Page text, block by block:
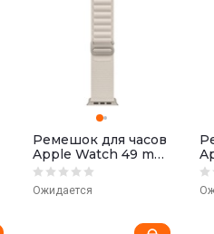
Ремешок для часов
Apple Watch 49 mm
(Starlight) Alpine
Loop - Medium
MQE63ZM/A
Ожидается